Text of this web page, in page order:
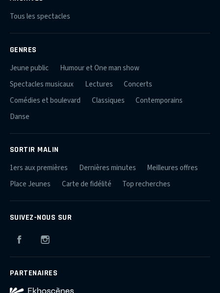
Tous les spectacles
GENRES
Jeune public
Humour et One man show
Spectacles musicaux
Lectures
Concerts
Comédies et boulevard
Classiques
Contemporains
Danse
SORTIR MALIN
1ers aux premières Dernières minutes
Meilleures offres
Place Jeunes
Carte de fidélité Top recherches
SUIVEZ-NOUS SUR
Facebook
PARTENAIRES